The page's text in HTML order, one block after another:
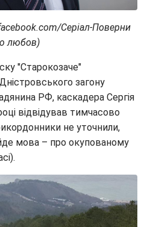
Серіал-Поверни
любов)
"Старокозаче"
загону
РФ, каскадера Сергія
відвідував тимчасово
не уточнили,
мова – про окупованому